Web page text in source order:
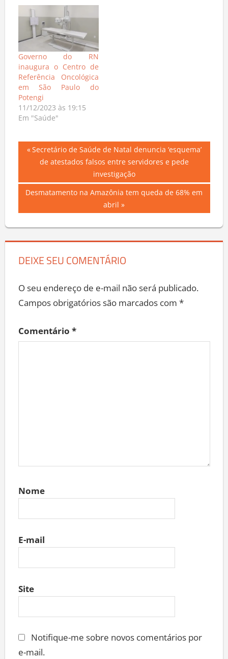
Governo do RN
inaugura o Centro de
Referência Oncológica
em São Paulo do
Potengi
11/12/2023 às 19:15
Em "Saúde"
Navegação
Post
Previous
Post:
Secretário de Saúde de Natal denuncia ‘esquema’
de atestados falsos entre servidores e pede
investigação
Next
Desmatamento na Amazônia tem queda de 68% em
abril
DEIXE SEU COMENTÁRIO
O seu endereço de e-mail não será publicado.
Campos obrigatórios são marcados com *
Comentário *
Nome
E-mail
Site
Notifique-me sobre novos comentários por
e-mail.